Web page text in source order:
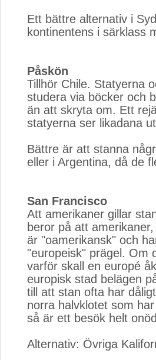
Ett bättre alternativ i
kontinentens i särklass
Påskön
Tillhör Chile. Statyerna
studera via böcker och
än att skryta om. Ett
statyerna ser likadana
Bättre är att stanna
eller i Argentina, då de
San Francisco
Att amerikaner gillar
beror på att
är "oamerikansk" och
"europeisk" prägel. Om
varför skall en europé
europisk stad belägen
till att stan ofta har
norra halvklotet som
så är ett besök helt
Alternativ: Övriga